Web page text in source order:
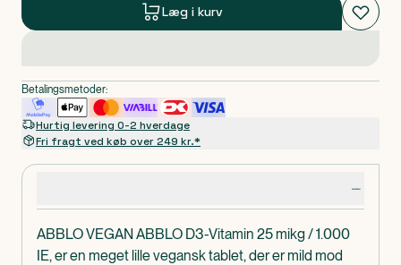
ABBLO VEGAN ABBLO D3-Vitamin 25 mikg / 1.000
IE, er en meget lille vegansk tablet, der er mild mod
Læg i kurv
Betalingsmetoder:
Hurtig levering 0-2 hverdage
Fri fragt ved køb over 249 kr.*